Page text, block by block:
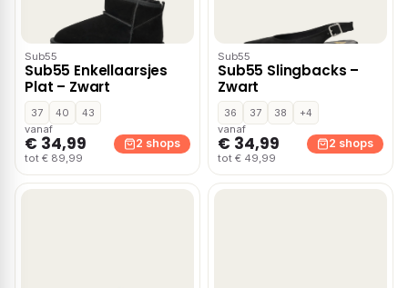
Sub55
Sub55 Enkellaarsjes
Plat – Zwart
37 40
43
vanaf
€ 34,99
tot € 89,99
2 shops
Sub55
Sub55 Slingbacks –
Zwart
36 37 38
+4
vanaf
€ 34,99
tot € 49,99
2 shops